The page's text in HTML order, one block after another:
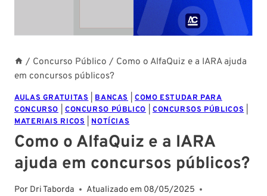
/ Concurso Público / Como o AlfaQuiz e a IARA ajuda
em concursos públicos?
AULAS GRATUITAS|BANCAS|COMO ESTUDAR PARA
CONCURSO
CONCURSO PÚBLICO CONCURSOS PÚBLICOS|
MATERIAIS RICOS|NOTÍCIAS
Como o AlfaQuiz e a IARA
ajuda em concursos públicos?
Por Dri Taborda Atualizado em 08/05/2025